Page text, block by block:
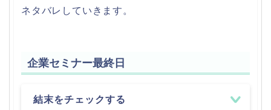
ネタバレしていきます。
企業セミナー最終日
結末をチェックする